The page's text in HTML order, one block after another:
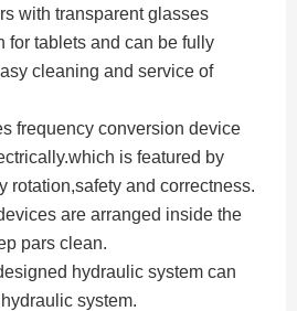
with transparent glasses
for tablets and can be fully
cleaning and service of
conversion device
is featured by
rotation,safety and correctness.
are arranged inside the
pars clean.
hydraulic system can
system.